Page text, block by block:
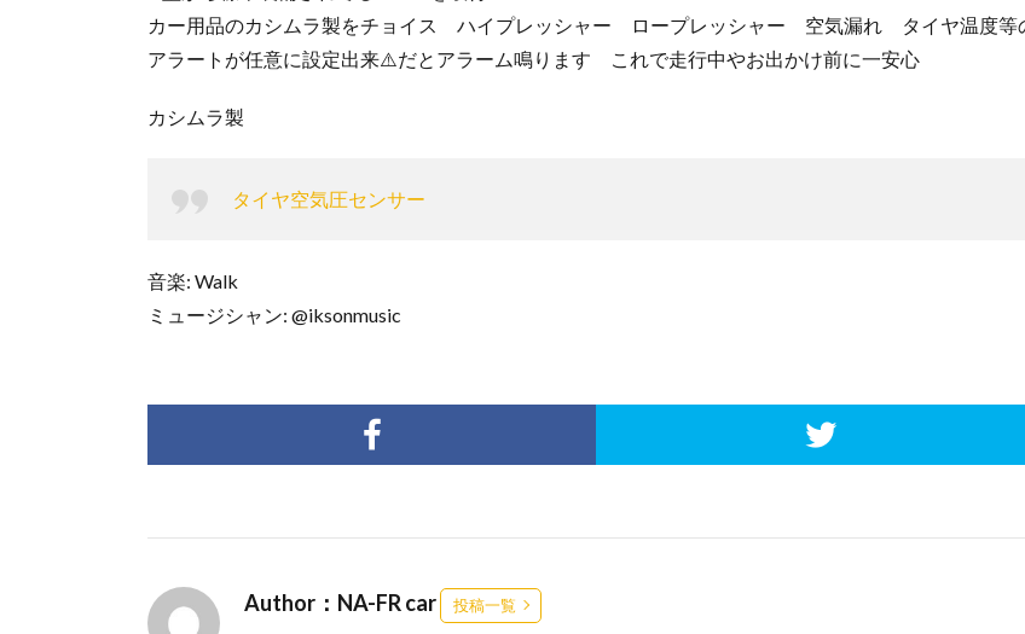
カー用品のカシムラ製をチョイス ハイプレッシャー ロープレッシャー 空気漏れ タイヤ温度等
アラートが任意に設定出来⚠️だとアラーム鳴ります これで走行中やお出かけ前に一安心
カシムラ製
タイヤ空気圧センサー
音楽: Walk
ミュージシャン: @iksonmusic
Author：NA-FR car 投稿一覧